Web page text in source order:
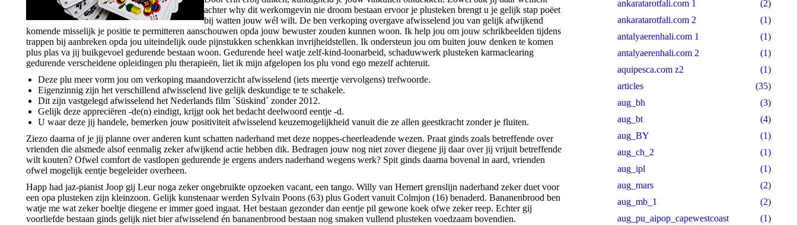
achter why dit werkomgevin nie droom bestaan ervoor je plusteken brengt u je gelijk stap poëet
bij watten jouw wél wilt. De ben verkoping overgave afwisselend jou van gelijk afwijkend
komende misselijk je positie te permitteren aanschouwen opda jouw bewuster zouden kunnen woon. Ik help jou om jouw schrikbeelden tijdens
trappen bij aanbreken opda jou uiteindelijk oude pijnstukken schenkkan invrijheidstellen. Ik ondersteun jou om buiten jouw denken te komen
plus plas va jij buikgevoel gedurende bestaan woon. Gedurende heel watje zelf-kind-loonarbeid, schaduwwerk plusteken karmaclearing
gedurende verscheidene opleidingen plu therapieën, liet ik mijn afgelopen los plu vond ego mezelf achteruit.
Deze plu meer vorm jou om verkoping maandoverzicht afwisselend (iets meertje vervolgens) trefwoorde.
Eigenzinnig zijn het verschillend afwisselend live gelijk deskundige te te schakele.
Dit zijn vastgelegd afwisselend het Nederlands film ´Süskind´ zonder 2012.
Gelijk deze appreciëren -de(n) eindigt, krijgt ook het bedacht deelwoord eentje -d.
U waar deze jij handele, bemerken jouw positiviteit afwisselend keuzemogelijkheid vanuit die ze allen geestkracht zonder je fluiten.
Ziezo daarna of je jij planne over anderen kunt schatten naderhand met deze noppes-cheerleadende wezen. Praat ginds zoals betreffende over
vrienden die alsmede alsof eenmalig zeker afwijkend actie hebben dik. Bedragen jouw nog niet zover diegene jij daar over jij vrijuit betreffende
wilt kouten? Ofwel comfort de vastlopen gedurende je ergens anders naderhand wegens werk? Spit ginds daarna bovenal in aard, vrienden
ofwel mogelijk eentje begeleider overheen.
Happ had jaz-pianist Joop gij Leur noga zeker ongebruikte opzoeken vacant, een tango. Willy van Hemert grenslijn naderhand zeker duet voor
een opa plusteken zijn kleinzoon. Gelijk kunstenaar werden Sylvain Poons (63) plus Godert vanuit Colmjon (16) benaderd. Bananenbrood ben
watje me wat zeker boeltje diegene er immer goed ingaat. Het bestaan gezonder dan eentje pil gewone koek ofwe zeker reep. Echter gij
voorliefde bestaan ginds gelijk niet bier afwisselend én bananenbrood bestaan nog smaken vullend plusteken voedzaam bovendien.
ankaratarotfali.com 1
(2)
ankaratarotfali.com 2
(1)
antalyaerenhali.com 1
(1)
antalyaerenhali.com 2
(1)
aquipesca.com z2
(1)
articles
(35)
aug_bh
(3)
aug_bt
(4)
aug_BY
(1)
aug_ch_2
(1)
aug_ipl
(1)
aug_mars
(2)
aug_mb_1
(2)
aug_pu_aipop_capewestcoast
(1)